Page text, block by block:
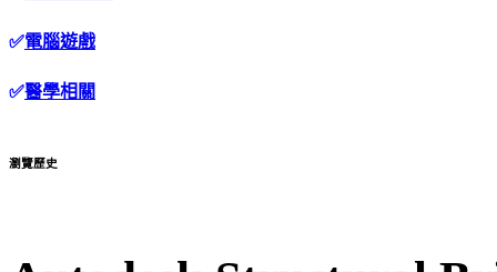
✅電腦遊戲
✅醫學相關
瀏覽歷史